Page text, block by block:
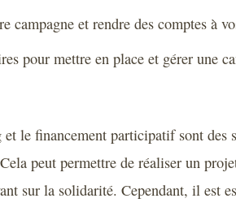
campagne et rendre des comptes à
pour mettre en place et gérer une
le financement participatif sont des
peut permettre de réaliser un
sur la solidarité. Cependant, il est